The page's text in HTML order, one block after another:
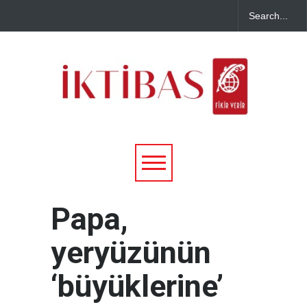
Papa,
yeryüzünün
‘büyüklerine’